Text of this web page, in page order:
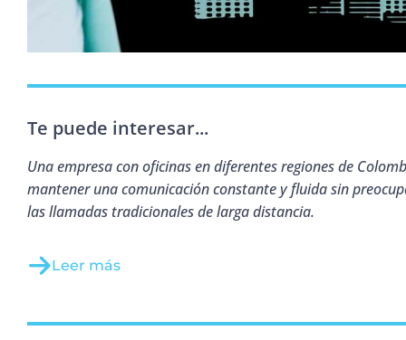
Te puede interesar...
Una empresa con oficinas en diferentes regiones de
mantener una comunicación constante y fluida sin
las llamadas tradicionales de larga distancia.
Leer más